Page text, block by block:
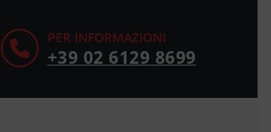
PER INFORMAZIONI
+39 02 6129 8699